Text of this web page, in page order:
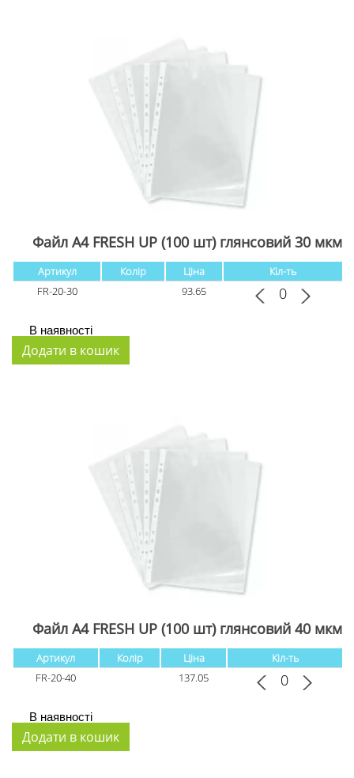
Файл А4 FRESH UP (100 шт) глянсовий 30 мкм
Артикул Колір Ціна
Кіл-ть
FR-20-30
93.65
В наявності
Файл А4 FRESH UP (100 шт) глянсовий 40 мкм
Артикул Колір Ціна
Кіл-ть
FR-20-40
137.05
В наявності